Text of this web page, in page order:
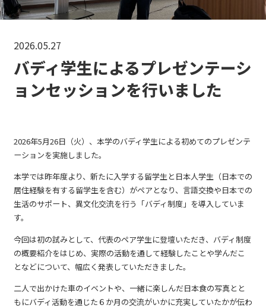
2026.05.27
バディ学生によるプレゼンテーシ
ョンセッションを行いました
2026年5月26日（火）、本学のバディ学生による初めてのプレゼンテ
ーションを実施しました。
本学では昨年度より、新たに入学する留学生と日本人学生（日本での
居住経験を有する留学生を含む）がペアとなり、言語交換や日本での
生活のサポート、異文化交流を行う「バディ制度」を導入していま
す。
今回は初の試みとして、代表のペア学生に登壇いただき、バディ制度
の概要紹介をはじめ、実際の活動を通して経験したことや学んだこ
となどについて、幅広く発表していただきました。
二人で出かけた車のイベントや、一緒に楽しんだ日本食の写真とと
もにバディ活動を通じた６か月の交流がいかに充実していたかが伝わ